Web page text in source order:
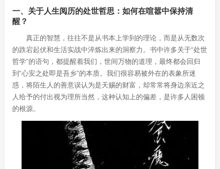
一、关于人生阅历的处世哲思：如何在喧嚣中保持清
醒？
真正的智慧，往往不是从书本上学到的理论，而是从无数次
的跌宕起伏和生活实战中淬炼出来的洞察力。书中许多关于“处世
哲学”的语句，都提醒着我们，世间万物的道理，最终都会回归
到“心安之处即是吾乡”的本质。我们很容易被外在的表象所迷
惑，将陌生人的善意误认为是天赐的财富，却常常将身边亲近之
人给予的付出视为理所当然，这种认知上的偏差，是许多人困顿
的根源。